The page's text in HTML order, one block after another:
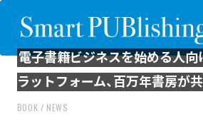
電子書籍ビジネスを始める人向
ラットフォーム、百万年書房が
BOOK NEWS